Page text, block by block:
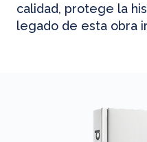
calidad, protege la
legado de esta obra